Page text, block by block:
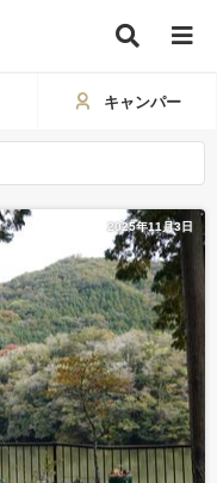
キャンパー
2025年11月3日